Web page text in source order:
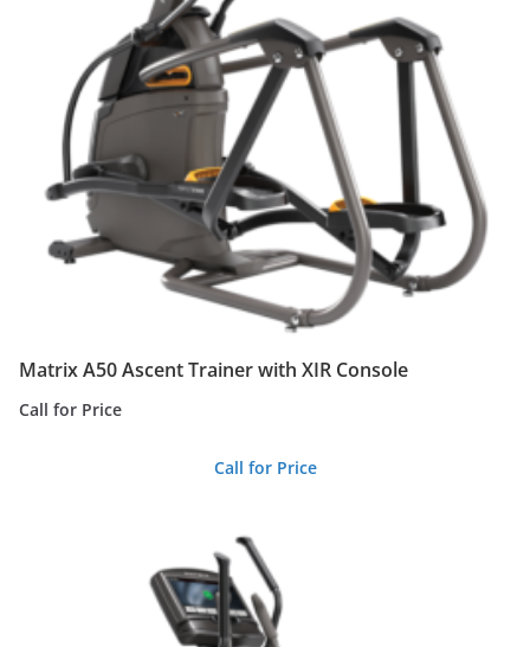
Matrix A50 Ascent Trainer with XIR Console
Call for Price
Call for Price